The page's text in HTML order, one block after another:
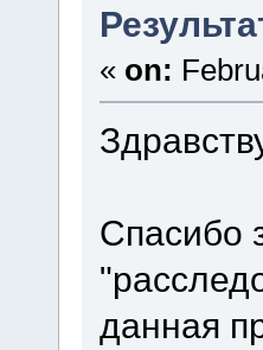
« on:
Спасибо
данная